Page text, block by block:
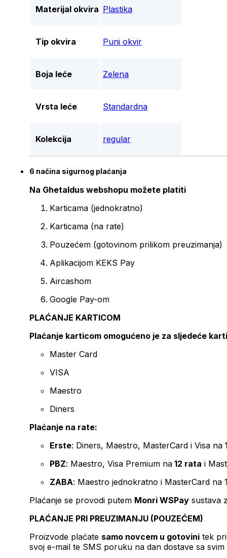
Materijal okvira Plastika
Tip okvira Puni okvir
Boja leće Zelena
Vrsta leće Standardna
Kolekcija regular
6 načina sigurnog plaćanja
Na Ghetaldus webshopu možete platiti
Karticama (jednokratno)
Karticama (na rate)
Pouzećem (gotovinom prilikom preuzimanja)
Aplikacijom KEKS Pay
Aircashom
Google Pay-om
PLAĆANJE KARTICOM
Plaćanje karticom omogućeno je za sljedeće
Master Card
VISA
Maestro
Diners
Plaćanje na rate:
Erste: Diners, Maestro, MasterCard i Visa na
PBZ: Maestro, Visa Premium na 12 rata i
ZABA: Maestro jednokratno i MasterCard na
Plaćanje se provodi putem Monri WSPay sustava
PLAĆANJE PRI PREUZIMANJU (POUZEĆEM)
Proizvode plaćate samo novcem u gotovini tek
svoj e-mail te SMS poruku na dan dostave sa svim